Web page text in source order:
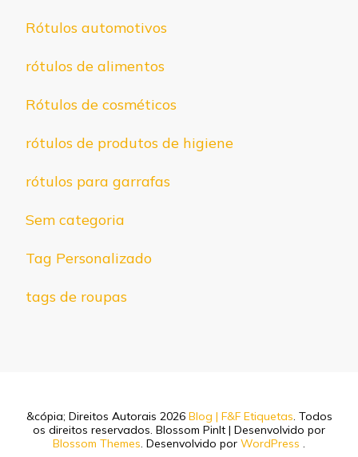
Rótulos automotivos
rótulos de alimentos
Rótulos de cosméticos
rótulos de produtos de higiene
rótulos para garrafas
Sem categoria
Tag Personalizado
tags de roupas
&cópia; Direitos Autorais 2026 Blog | F&F Etiquetas. Todos
os direitos reservados. Blossom PinIt | Desenvolvido por
Blossom Themes. Desenvolvido por WordPress .